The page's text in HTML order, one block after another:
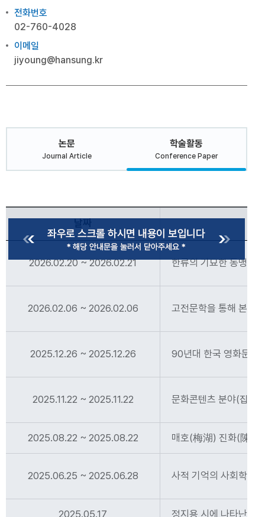
전화번호
02-760-4028
이메일
jiyoung@hansung.kr
논문
Journal Article
학술활동
Conference Paper
2026.02.20 ~ 2026.02.21 한류의 기묘한 동맹: 플
2026.02.06 ~ 2026.02.06 고전문학을 통해 본 '노
2025.12.26 ~ 2025.12.26 90년대 한국 영화문화
2025.11.22 ~ 2025.11.22 문화콘텐츠 분야(집담
2025.08.22 ~ 2025.08.22 매호(梅湖) 진화(陳
2025.06.25 ~ 2025.06.28 사적 기억의 사회학적
2025.05.17 정지용 시에 나타난 한